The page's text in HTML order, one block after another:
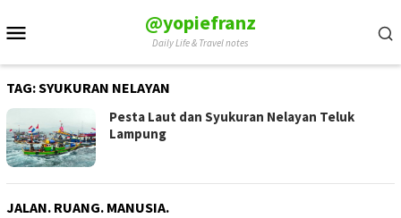
to
@yopiefranz
Daily Life & Travel notes
TAG:SYUKURAN NELAYAN
Pesta Laut dan Syukuran Nelayan Teluk
Lampung
JALAN. RUANG. MANUSIA.